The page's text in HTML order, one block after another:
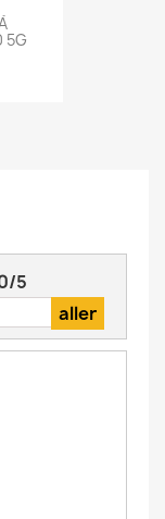
5G
/5